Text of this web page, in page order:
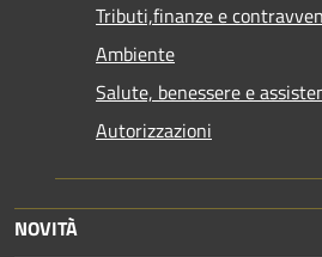
Tributi,finanze e
Ambiente
Salute, benessere e
Autorizzazioni
NOVITÀ